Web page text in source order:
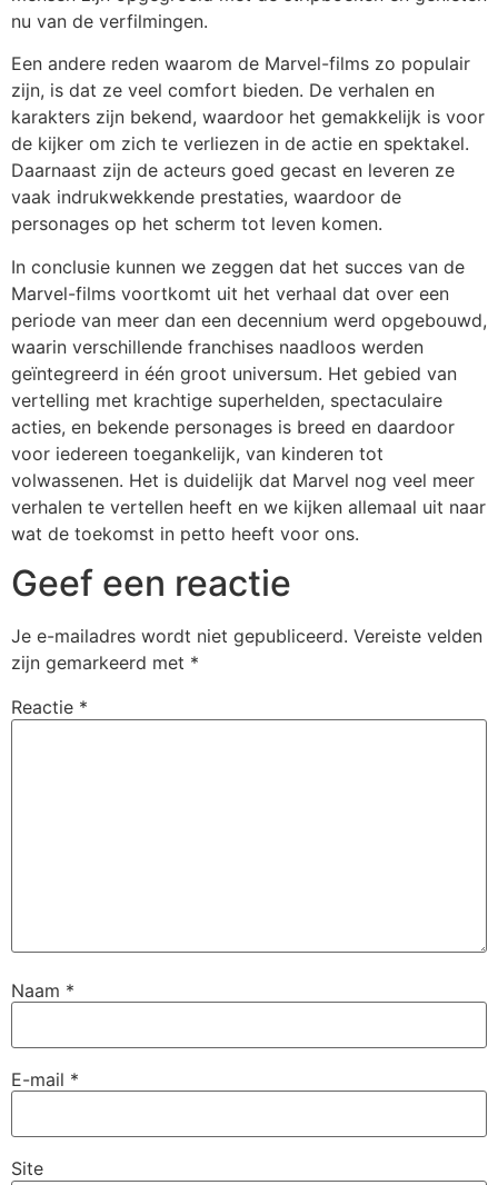
nu van de verfilmingen.
Een andere reden waarom de Marvel-films zo populair
zijn, is dat ze veel comfort bieden. De verhalen en
karakters zijn bekend, waardoor het gemakkelijk is voor
de kijker om zich te verliezen in de actie en spektakel.
Daarnaast zijn de acteurs goed gecast en leveren ze
vaak indrukwekkende prestaties, waardoor de
personages op het scherm tot leven komen.
In conclusie kunnen we zeggen dat het succes van de
Marvel-films voortkomt uit het verhaal dat over een
periode van meer dan een decennium werd opgebouwd,
waarin verschillende franchises naadloos werden
geïntegreerd in één groot universum. Het gebied van
vertelling met krachtige superhelden, spectaculaire
acties, en bekende personages is breed en daardoor
voor iedereen toegankelijk, van kinderen tot
volwassenen. Het is duidelijk dat Marvel nog veel meer
verhalen te vertellen heeft en we kijken allemaal uit naar
wat de toekomst in petto heeft voor ons.
Geef een reactie
Je e-mailadres wordt niet gepubliceerd. Vereiste velden
zijn gemarkeerd met *
Reactie *
Naam *
E-mail *
Site